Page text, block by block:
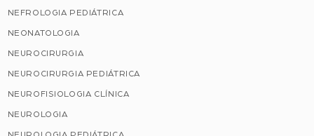
NEFROLOGIA PEDIÁTRICA
NEONATOLOGIA
NEUROCIRURGIA
NEUROCIRURGIA PEDIÁTRICA
NEUROFISIOLOGIA CLÍNICA
NEUROLOGIA